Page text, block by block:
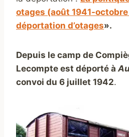
otages (août 1941-
déportation d’otages».
Depuis le camp de
Lecompte est déporté à A
convoi du 6 juillet 1942.